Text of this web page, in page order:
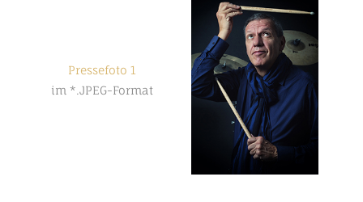
Pressefoto 1
im *.JPEG-Format